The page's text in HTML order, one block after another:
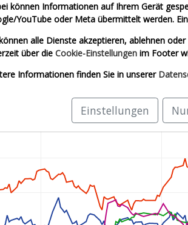
Hotel Investors Inc. (Echtzeit USD)
Motoren Werke AG (Echtzeit Euro)
können Informationen auf Ihrem Gerät
YouTube oder Meta übermittelt werden.
alle Dienste akzeptieren, ablehnen
über die Cookie-Einstellungen im Footer
Informationen finden Sie in unserer
Einstellungen